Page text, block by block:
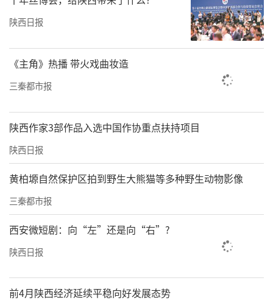
陕西日报
《主角》热播 带火戏曲妆造
三秦都市报
陕西作家3部作品入选中国作协重点扶持项目
陕西日报
黄柏塬自然保护区拍到野生大熊猫等多种野生动物影像
三秦都市报
西安微短剧：向“左”还是向“右”?
陕西日报
前4月陕西经济延续平稳向好发展态势